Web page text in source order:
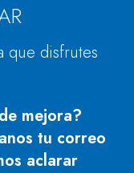
que disfrutes
mejora?
tu correo
aclarar